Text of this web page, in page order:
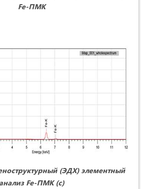
Fe-ПМК
(ЭДХ) элементный
Fe-ПМК (c)